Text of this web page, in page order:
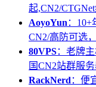
起,CN2/
AoyoYun ：
CN2/高防可选
80VPS：老牌
国CN2站群服
RackNerd ：便